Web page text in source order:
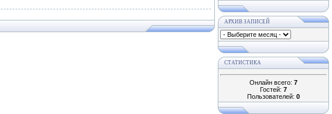
АРХИВ ЗАПИСЕЙ
СТАТИСТИКА
Онлайн всего: 7
Гостей: 7
Пользователей: 0